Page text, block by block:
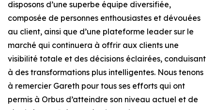
disposons d’une superbe équipe diversifiée,
composée de personnes enthousiastes et dévouées
au client, ainsi que d’une plateforme leader sur le
marché qui continuera à offrir aux clients une
visibilité totale et des décisions éclairées, conduisant
à des transformations plus intelligentes. Nous tenons
à remercier Gareth pour tous ses efforts qui ont
permis à Orbus d’atteindre son niveau actuel et de